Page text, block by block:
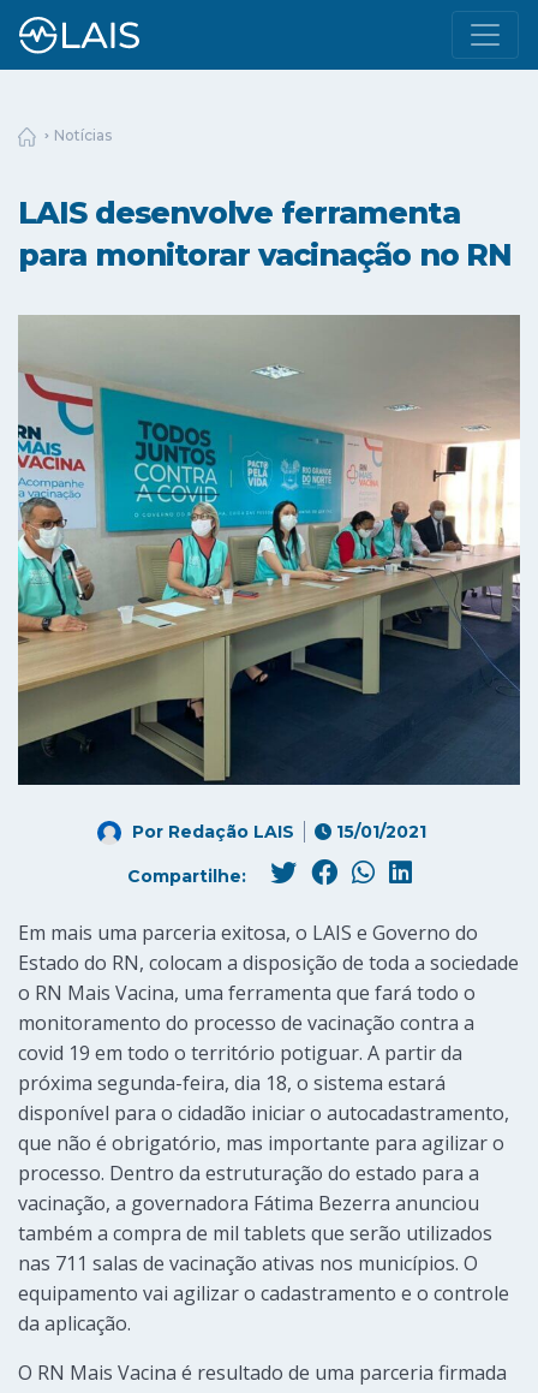
Notícias
LAIS desenvolve ferramenta
para monitorar vacinação no RN
Por Redação LAIS 15/01/2021
Compartilhe:
Em mais uma parceria exitosa, o LAIS e Governo do
Estado do RN, colocam a disposição de toda a sociedade
o RN Mais Vacina, uma ferramenta que fará todo o
monitoramento do processo de vacinação contra a
covid 19 em todo o território potiguar. A partir da
próxima segunda-feira, dia 18, o sistema estará
disponível para o cidadão iniciar o autocadastramento,
que não é obrigatório, mas importante para agilizar o
processo. Dentro da estruturação do estado para a
vacinação, a governadora Fátima Bezerra anunciou
também a compra de mil tablets que serão utilizados
nas 711 salas de vacinação ativas nos municípios. O
equipamento vai agilizar o cadastramento e o controle
da aplicação.
O RN Mais Vacina é resultado de uma parceria firmada